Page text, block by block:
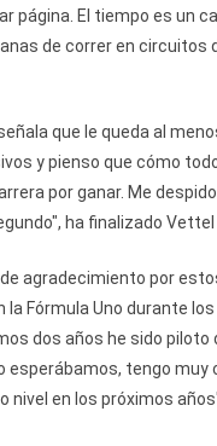
página. El tiempo es un
de correr en circuitos
que le queda al
y pienso que cómo
por ganar. Me
ha finalizado
agradecimiento por
Fórmula Uno durante
dos años he sido piloto
tengo muy
en los próximos